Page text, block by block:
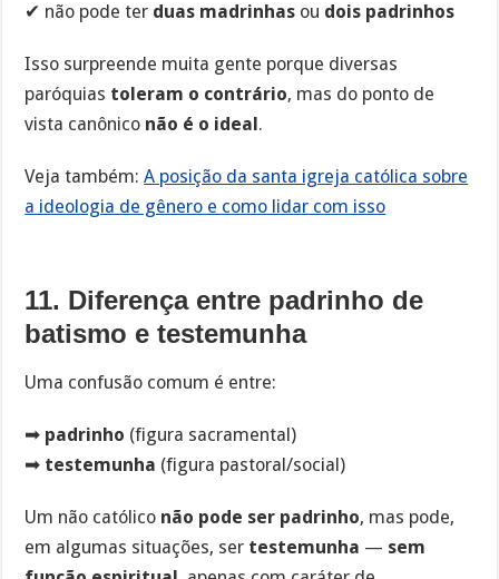
✔ não pode ter duas madrinhas ou dois padrinhos
Isso surpreende muita gente porque diversas
paróquias toleram o contrário, mas do ponto de
vista canônico não é o ideal .
Veja também:A posição da santa igreja católica sobre
a ideologia de gênero e como lidar com isso
11. Diferença entre padrinho de
batismo e testemunha
Uma confusão comum é entre:
➡ padrinho (figura sacramental)
➡ testemunha (figura pastoral/social)
Um não católico não pode ser padrinho, mas pode,
em algumas situações, ser testemunha — sem